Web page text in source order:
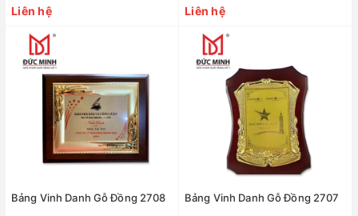
Liên hệ Liên hệ
Bảng Vinh Danh Gỗ Đồng 2708 Bảng Vinh Danh Gỗ Đồng 2707